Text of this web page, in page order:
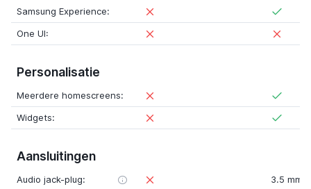
Samsung Experience:
One UI:
Personalisatie
Meerdere homescreens:
Widgets:
Aansluitingen
Audio jack-plug:
3.5 mm